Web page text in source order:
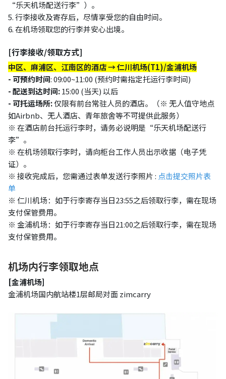
“乐天机场配送行李”）。
5. 行李接收及寄存后，尽情享受您的自由时间。
6. 在机场领取您的行李并安心出境。
[行李接收/领取方式]
中区、麻浦区、江南区的酒店 → 仁川机场(T1)/金浦机场
- 可预约时间: 09:00~11:00 (预约时需指定托运行李时间)
-配送到达时间:15:00 (当天) 以后
- 可托运场所:仅限有前台常驻人员的酒店。（※ 无人值守地点
如Airbnb、无人酒店、青年旅舍等不可提供此服务）
※ 在酒店前台托运行李时，请务必说明是“乐天机场配送行
李”。
※ 在机场领取行李时，请向柜台工作人员出示收据（电子凭
证）。
※ 接收完成后，您需通过表单发送行李照片 : 点击提交照片表
单
※ 仁川机场：如于行李寄存当日23:55之后领取行李，需在现场
支付保管费用。
※ 金浦机场：如于行李寄存当日21:00之后领取行李，需在现场
支付保管费用。
机场内行李领取地点
[金浦机场]
金浦机场国内航站楼1层邮局对面 zimcarry